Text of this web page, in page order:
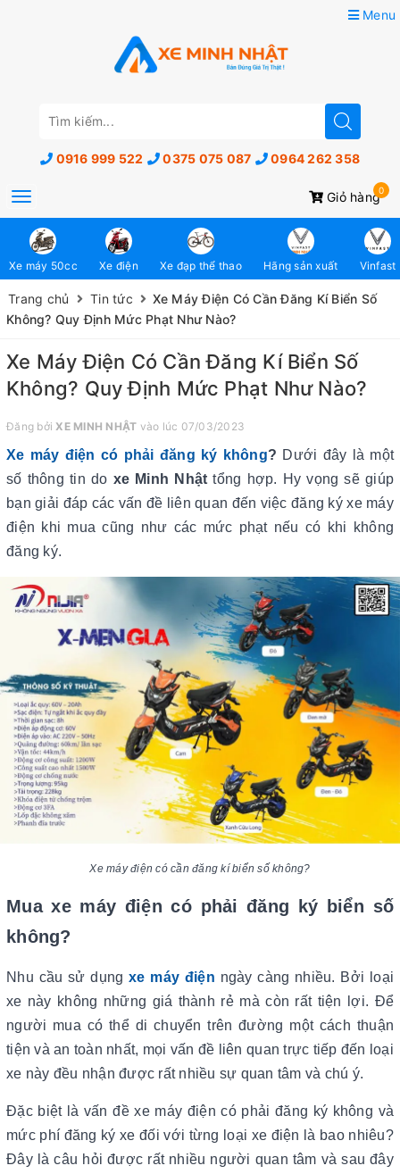
Menu
0916 999 522 0375 075 087 0964 262 358
Giỏ hàng0
Toggle
navigation
Xe máy 50cc Xe điện Xe đạp thể thao Hãng sản xuất Vinfast
Trang chủ Tin tức
Xe Máy Điện Có Cần Đăng Kí Biển Số
Không? Quy Định Mức Phạt Như Nào?
Xe Máy Điện Có Cần Đăng Kí Biển Số
Không? Quy Định Mức Phạt Như Nào?
Đăng bởiXE MINH NHẬT vào lúc 07/03/2023
Xe máy điện có phải đăng ký không? Dưới đây là một
số thông tin do xe Minh Nhật tổng hợp. Hy vọng sẽ giúp
bạn giải đáp các vấn đề liên quan đến việc đăng ký xe máy
điện khi mua cũng như các mức phạt nếu có khi không
đăng ký.
Xe máy điện có cần đăng kí biển số không?
Mua xe máy điện có phải đăng ký biển số
không?
Nhu cầu sử dụngxe máy điện ngày càng nhiều. Bởi loại
xe này không những giá thành rẻ mà còn rất tiện lợi. Để
người mua có thể di chuyển trên đường một cách thuận
tiện và an toàn nhất, mọi vấn đề liên quan trực tiếp đến loại
xe này đều nhận được rất nhiều sự quan tâm và chú ý.
Đặc biệt là vấn đề xe máy điện có phải đăng ký không và
mức phí đăng ký xe đối với từng loại xe điện là bao nhiêu?
Đây là câu hỏi được rất nhiều người quan tâm và sau đây